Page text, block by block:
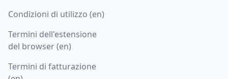
Condizioni di utilizzo (en)
Termini dell'estensione
del browser (en)
Termini di fatturazione